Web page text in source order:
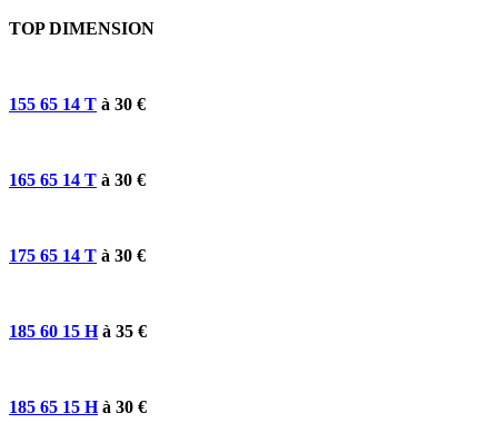
TOP DIMENSION
155 65 14 T à 30 €
165 65 14 T à 30 €
175 65 14 T à 30 €
185 60 15 Hà 35 €
185 65 15 Hà 30 €